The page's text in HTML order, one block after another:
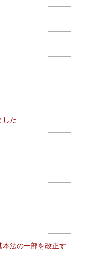
した
法の一部を改正す